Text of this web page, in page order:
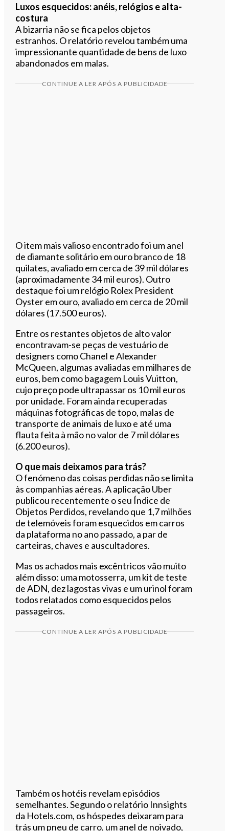
Luxos esquecidos: anéis, relógios e alta-
costura
A bizarria não se fica pelos objetos
estranhos. O relatório revelou também uma
impressionante quantidade de bens de luxo
abandonados em malas.
CONTINUE A LER APÓS A PUBLICIDADE
O item mais valioso encontrado foi um anel
de diamante solitário em ouro branco de 18
quilates, avaliado em cerca de 39 mil dólares
(aproximadamente 34 mil euros). Outro
destaque foi um relógio Rolex President
Oyster em ouro, avaliado em cerca de 20 mil
dólares (17.500 euros).
Entre os restantes objetos de alto valor
encontravam-se peças de vestuário de
designers como Chanel e Alexander
McQueen, algumas avaliadas em milhares de
euros, bem como bagagem Louis Vuitton,
cujo preço pode ultrapassar os 10 mil euros
por unidade. Foram ainda recuperadas
máquinas fotográficas de topo, malas de
transporte de animais de luxo e até uma
flauta feita à mão no valor de 7 mil dólares
(6.200 euros).
O que mais deixamos para trás?
O fenómeno das coisas perdidas não se limita
às companhias aéreas. A aplicação Uber
publicou recentemente o seu Índice de
Objetos Perdidos, revelando que 1,7 milhões
de telemóveis foram esquecidos em carros
da plataforma no ano passado, a par de
carteiras, chaves e auscultadores.
Mas os achados mais excêntricos vão muito
além disso: uma motosserra, um kit de teste
de ADN, dez lagostas vivas e um urinol foram
todos relatados como esquecidos pelos
passageiros.
CONTINUE A LER APÓS A PUBLICIDADE
Também os hotéis revelam episódios
semelhantes. Segundo o relatório Innsights
da Hotels.com, os hóspedes deixaram para
trás um pneu de carro, um anel de noivado,